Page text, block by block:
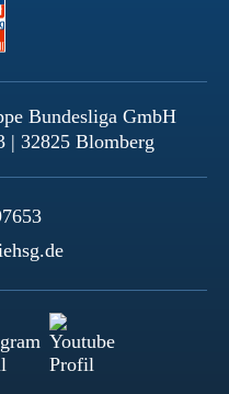
Bundesliga GmbH
| 32825 Blomberg